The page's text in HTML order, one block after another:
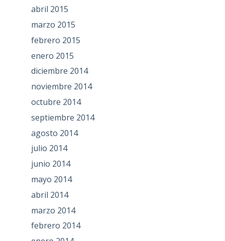
abril 2015
marzo 2015
febrero 2015
enero 2015
diciembre 2014
noviembre 2014
octubre 2014
septiembre 2014
agosto 2014
julio 2014
junio 2014
mayo 2014
abril 2014
marzo 2014
febrero 2014